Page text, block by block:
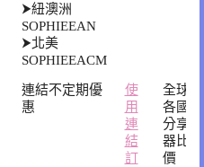
⮞紐澳洲
SOPHIEEAN
⮞北美
SOPHIEEACM
連結不定期優
惠
使
用
連
結
訂
全球
各國
分享
器比
價